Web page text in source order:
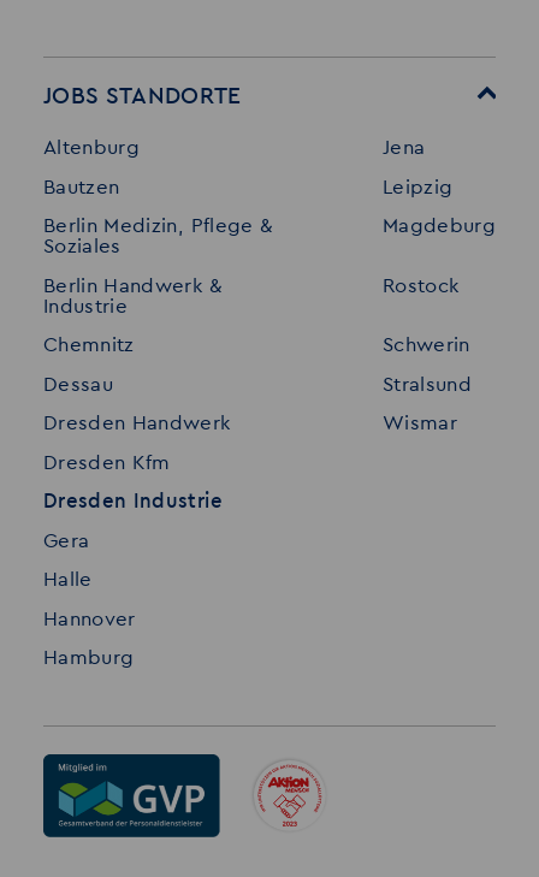
Stellenangebote
Initiativ bewerben
Merkzettel
Standorte
Referenzen
Interne Jobs
Datenschutz
Impressum
JOBS STANDORTE
Altenburg
Bautzen
Berlin Medizin, Pflege &
Soziales
Berlin Handwerk &
Industrie
Chemnitz
Dessau
Dresden Handwerk
Dresden Kfm
Dresden Industrie
Gera
Halle
Hannover
Hamburg
Jena
Leipzig
Magdeburg
Rostock
Schwerin
Stralsund
Wismar